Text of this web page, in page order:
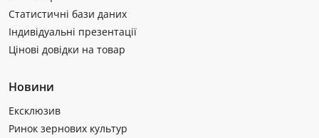
Статистичні бази даних
Індивідуальні презентації
Цінові довідки на товар
Новини
Ексклюзив
Ринок зернових культур